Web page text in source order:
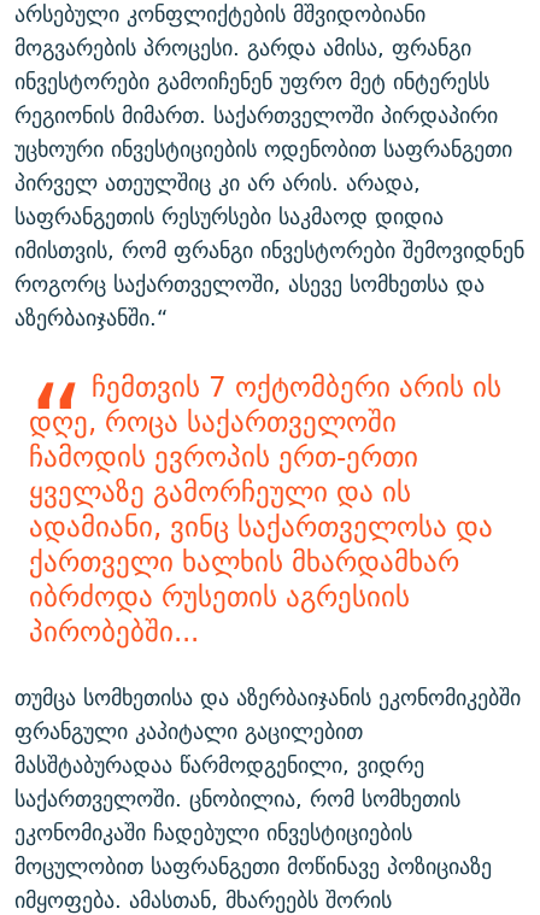
არსებული კონფლიქტების მშვიდობიანი
მოგვარების პროცესი. გარდა ამისა, ფრანგი
ინვესტორები გამოიჩენენ უფრო მეტ ინტერესს
რეგიონის მიმართ. საქართველოში პირდაპირი
უცხოური ინვესტიციების ოდენობით საფრანგეთი
პირველ ათეულშიც კი არ არის. არადა,
საფრანგეთის რესურსები საკმაოდ დიდია
იმისთვის, რომ ფრანგი ინვესტორები შემოვიდნენ
როგორც საქართველოში, ასევე სომხეთსა და
აზერბაიჯანში.“
ჩემთვის 7 ოქტომბერი არის ის
დღე, როცა საქართველოში
ჩამოდის ევროპის ერთ-ერთი
ყველაზე გამორჩეული და ის
ადამიანი, ვინც საქართველოსა და
ქართველი ხალხის მხარდამხარ
იბრძოდა რუსეთის აგრესიის
პირობებში...
თუმცა სომხეთისა და აზერბაიჯანის ეკონომიკებში
ფრანგული კაპიტალი გაცილებით
მასშტაბურადაა წარმოდგენილი, ვიდრე
საქართველოში. ცნობილია, რომ სომხეთის
ეკონომიკაში ჩადებული ინვესტიციების
მოცულობით საფრანგეთი მოწინავე პოზიციაზე
იმყოფება. ამასთან, მხარეებს შორის